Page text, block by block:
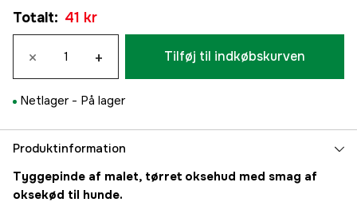
Totalt: 41 kr
× + Tilføj til indkøbskurven
Netlager - På lager
Produktinformation
Tyggepinde af malet, tørret oksehud med smag af
oksekød til hunde.